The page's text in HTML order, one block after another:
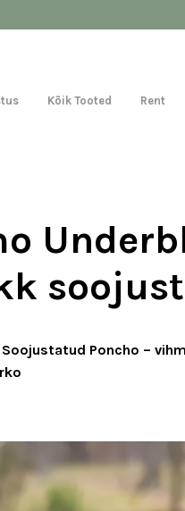
Kõik Tooted Rent
Soojustatud Poncho –